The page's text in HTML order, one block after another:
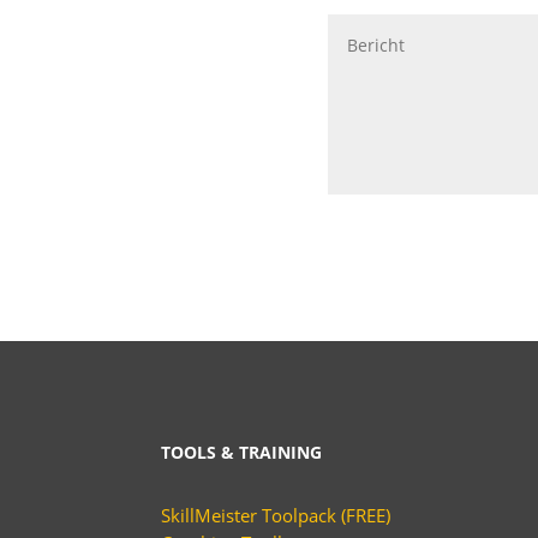
TOOLS & TRAINING
SkillMeister Toolpack (FREE)